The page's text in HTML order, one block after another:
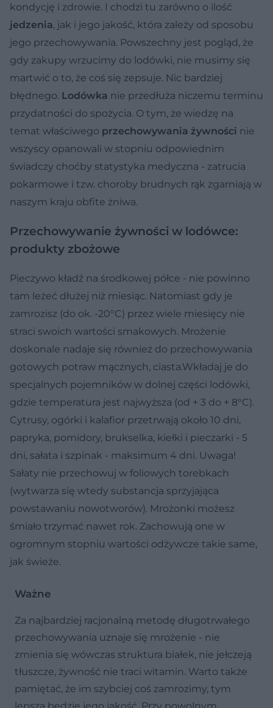
kondycję i zdrowie. I chodzi tu zarówno o ilość
jedzenia, jak i jego jakość, która zależy od sposobu
jego przechowywania. Powszechny jest pogląd, że
gdy zakupy wrzucimy do lodówki, nie musimy się
martwić o to, że coś się zepsuje. Nic bardziej
błędnego. Lodówka nie przedłuża niczemu terminu
przydatności do spożycia. O tym, że wiedzę na
temat właściwego przechowywania żywności nie
wszyscy opanowali w stopniu odpowiednim
świadczy choćby statystyka medyczna - zatrucia
pokarmowe i tzw. choroby brudnych rąk zgarniają w
naszym kraju obfite żniwa.
Przechowywanie żywności w lodówce:
produkty zbożowe
Pieczywo kładź na środkowej półce - nie powinno
tam leżeć dłużej niż miesiąc. Natomiast gdy je
zamrozisz (do ok. -20°C) przez wiele miesięcy nie
straci swoich wartości smakowych. Mrożenie
doskonale nadaje się również do przechowywania
gotowych potraw mącznych, ciasta.Wkładaj je do
specjalnych pojemników w dolnej części lodówki,
gdzie temperatura jest najwyższa (od + 3 do + 8°C).
Cytrusy, ogórki i kalafior przetrwają około 10 dni,
papryka, pomidory, brukselka, kiełki i pieczarki - 5
dni, sałata i szpinak - maksimum 4 dni. Uwaga!
Sałaty nie przechowuj w foliowych torebkach
(wytwarza się wtedy substancja sprzyjająca
powstawaniu nowotworów). Mrożonki możesz
śmiało trzymać nawet rok. Zachowują one w
ogromnym stopniu wartości odżywcze takie same,
jak świeże.
Ważne
Za najbardziej racjonalną metodę długotrwałego
przechowywania uznaje się mrożenie - nie
zmienia się wówczas struktura białek, nie jełczeją
tłuszcze, żywność nie traci witamin. Warto także
pamiętać, że im szybciej coś zamrozimy, tym
lepsza będzie jego jakość. Przy powolnym